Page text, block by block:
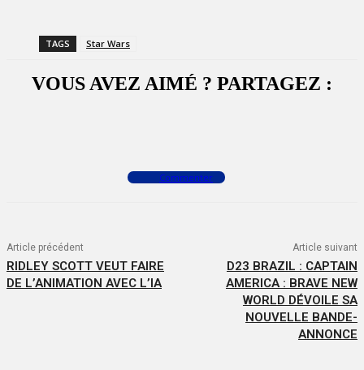
TAGS Star Wars
VOUS AVEZ AIMÉ ? PARTAGEZ :
Commenter
Article précédent
RIDLEY SCOTT VEUT FAIRE
DE L’ANIMATION AVEC L’IA
Article suivant
D23 BRAZIL : CAPTAIN
AMERICA : BRAVE NEW
WORLD DÉVOILE SA
NOUVELLE BANDE-
ANNONCE